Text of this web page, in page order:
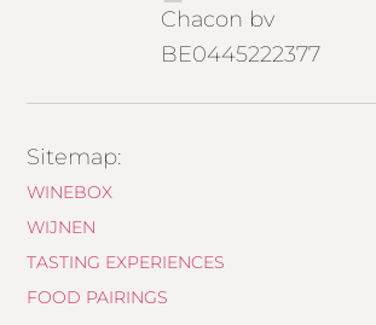
Chacon bv
BE0445222377
Sitemap:
WINEBOX
WIJNEN
TASTING EXPERIENCES
FOOD PAIRINGS